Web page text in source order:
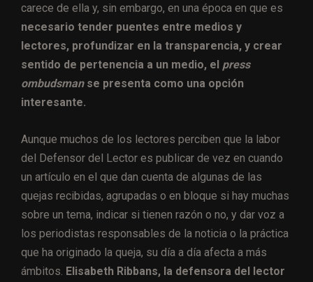
carece de ella y, sin embargo, en una época en que es
necesario tender puentes entre medios y
lectores, profundizar en la transparencia, y crear
sentido de pertenencia a un medio, el press
ombudsmanse presenta como una opción
interesante.
Aunque muchos de los lectores perciben que la labor
del Defensor del Lector es publicar de vez en cuando
un artículo en el que dan cuenta de algunas de las
quejas recibidas, agrupadas o en bloque si hay muchas
sobre un tema, indicar si tienen razón o no, y dar voz a
los periodistas responsables de la noticia o la práctica
que ha originado la queja, su día a día afecta a más
ámbitos. Elisabeth Ribbans, la defensora del lector